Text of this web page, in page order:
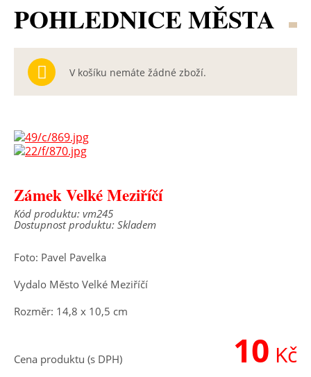
POHLEDNICE MĚSTA
V košíku nemáte žádné zboží.
Zámek Velké Meziříčí
Kód produktu: vm245
Dostupnost produktu: Skladem
Foto: Pavel Pavelka
Vydalo Město Velké Meziříčí
Rozměr: 14,8 x 10,5 cm
10 Kč
Cena produktu (s DPH)